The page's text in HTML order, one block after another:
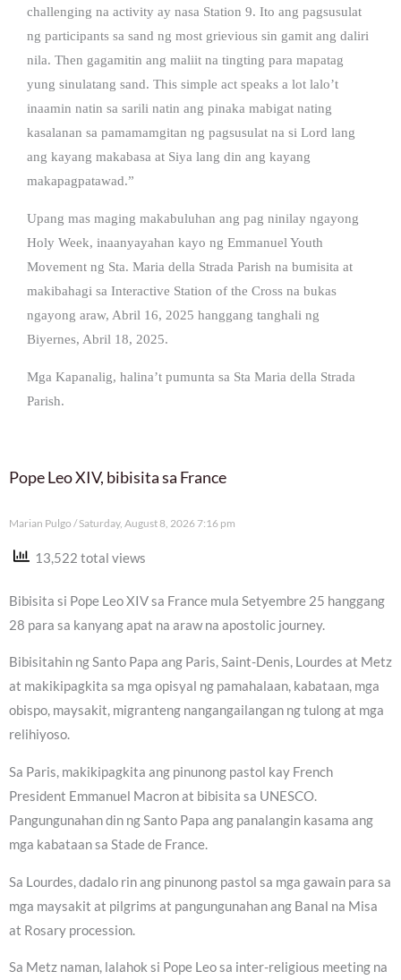
challenging na activity ay nasa Station 9. Ito ang pagsusulat
ng participants sa sand ng most grievious sin gamit ang daliri
nila. Then gagamitin ang maliit na tingting para mapatag
yung sinulatang sand. This simple act speaks a lot lalo’t
inaamin natin sa sarili natin ang pinaka mabigat nating
kasalanan sa pamamamgitan ng pagsusulat na si Lord lang
ang kayang makabasa at Siya lang din ang kayang
makapagpatawad.”
Upang mas maging makabuluhan ang pag ninilay ngayong
Holy Week, inaanyayahan kayo ng Emmanuel Youth
Movement ng Sta. Maria della Strada Parish na bumisita at
makibahagi sa Interactive Station of the Cross na bukas
ngayong araw, Abril 16, 2025 hanggang tanghali ng
Biyernes, Abril 18, 2025.
Mga Kapanalig, halina’t pumunta sa Sta Maria della Strada
Parish.
Pope Leo XIV, bibisita sa France
Marian Pulgo Saturday, August 8, 2026 7:16 pm
13,522 total views
Bibisita si Pope Leo XIV sa France mula Setyembre 25 hanggang
28 para sa kanyang apat na araw na apostolic journey.
Bibisitahin ng Santo Papa ang Paris, Saint-Denis, Lourdes at Metz
at makikipagkita sa mga opisyal ng pamahalaan, kabataan, mga
obispo, maysakit, migranteng nangangailangan ng tulong at mga
relihiyoso.
Sa Paris, makikipagkita ang pinunong pastol kay French
President Emmanuel Macron at bibisita sa UNESCO.
Pangungunahan din ng Santo Papa ang panalangin kasama ang
mga kabataan sa Stade de France.
Sa Lourdes, dadalo rin ang pinunong pastol sa mga gawain para sa
mga maysakit at pilgrims at pangungunahan ang Banal na Misa
at Rosary procession.
Sa Metz naman, lalahok si Pope Leo sa inter-religious meeting na